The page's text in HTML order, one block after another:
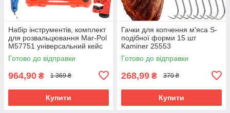
Набір інструментів, комплект
для розвальцювання Mar-Pol
M57751 універсальний кейс
Готово до відправки
964,90 ₴ 1 369 ₴
Купити
Гачки для копчення м'яса S-
подібної форми 15 шт
Kaminer 25553
Готово до відправки
268,99 ₴ 370 ₴
Купити